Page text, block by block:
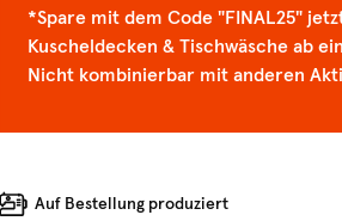
*Spare mit dem Code "FINAL25"
Kuscheldecken & Tischwäsche ab
Nicht kombinierbar mit anderen
Auf Bestellung produziert